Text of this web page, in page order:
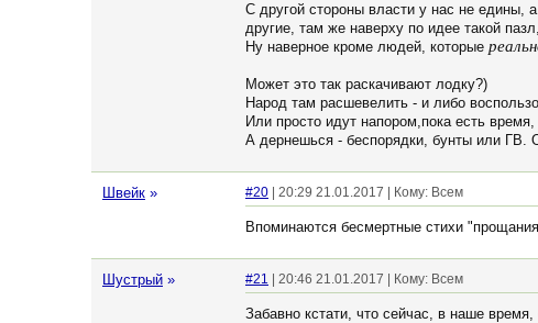
С другой стороны власти у нас не едины,
другие, там же наверху по идее такой
Ну наверное кроме людей, которые
Может это так раскачивают лодку?)
Народ там расшевелить - и либо
Или просто идут напором,пока есть
А дернешься - беспорядки, бунты или ГВ.
Швейк » #20 | 20:29 21.01.2017 | Кому: Всем
Впоминаются бесмертные стихи
Шустрый » #21 | 20:46 21.01.2017 | Кому: Всем
Забавно кстати, что сейчас, в наше время,